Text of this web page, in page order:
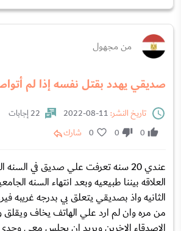
من مجهول
صديقي يهدد بقتل نفسه إذا لم
تاريخ النشر:
22 إجابات
0
0
0 شارك
عندي 20 سنه تعرفت علي صديق في السنه
العلاقه بيننا طبيعيه وبعد انتهاء السنه
الثانيه واذ بصديقي يتعلق بي بدرجه غريبه
من مره وان لم ارد علي الهاتف يخاف